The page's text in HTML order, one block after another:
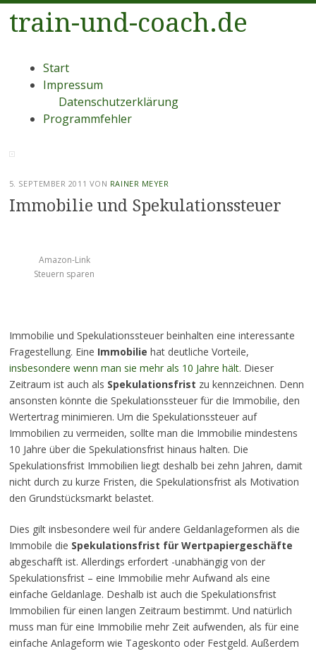
train-und-coach.de
Menü
Zum
Inhalt
Start
Impressum
Datenschutzerklärung
Programmfehler
5. SEPTEMBER 2011 VON RAINER MEYER
Immobilie und Spekulationssteuer
Amazon-Link
Steuern sparen
Immobilie und Spekulationssteuer beinhalten eine interessante
Fragestellung. Eine Immobilie hat deutliche Vorteile,
insbesondere wenn man sie mehr als 10 Jahre hält. Dieser
Zeitraum ist auch als Spekulationsfrist zu kennzeichnen. Denn
ansonsten könnte die Spekulationssteuer für die Immobilie, den
Wertertrag minimieren. Um die Spekulationssteuer auf
Immobilien zu vermeiden, sollte man die Immobilie mindestens
10 Jahre über die Spekulationsfrist hinaus halten. Die
Spekulationsfrist Immobilien liegt deshalb bei zehn Jahren, damit
nicht durch zu kurze Fristen, die Spekulationsfrist als Motivation
den Grundstücksmarkt belastet.
Dies gilt insbesondere weil für andere Geldanlageformen als die
Immobile die Spekulationsfrist für Wertpapiergeschäfte
abgeschafft ist. Allerdings erfordert -unabhängig von der
Spekulationsfrist – eine Immobilie mehr Aufwand als eine
einfache Geldanlage. Deshalb ist auch die Spekulationsfrist
Immobilien für einen langen Zeitraum bestimmt. Und natürlich
muss man für eine Immobilie mehr Zeit aufwenden, als für eine
einfache Anlageform wie Tageskonto oder Festgeld. Außerdem